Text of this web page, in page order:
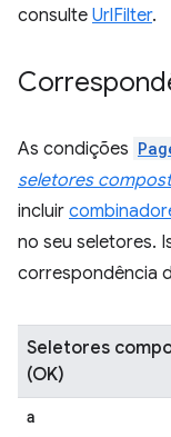
consulte UrlFilter.
As condições
seletores
incluir
no seu seletores.
correspondência
Seletores
(OK)
a